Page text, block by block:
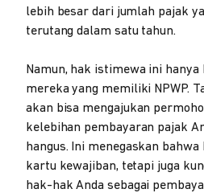
lebih besar dari jumlah pajak
terutang dalam satu tahun.
Namun, hak istimewa ini
mereka yang memiliki NPWP.
akan bisa mengajukan
kelebihan pembayaran pajak
hangus. Ini menegaskan bahwa
kartu kewajiban, tetapi juga
hak-hak Anda sebagai